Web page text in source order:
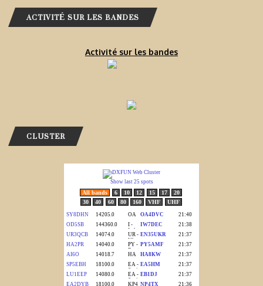
ACTIVITÉ SUR LES BANDES
Activité sur les bandes
CLUSTER